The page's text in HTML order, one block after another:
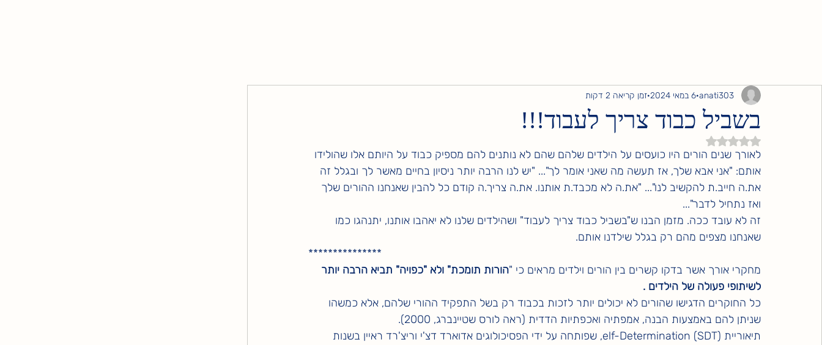
בשביל כבוד צריך לעבוד!!!
anati303 6 במאי 2024 זמן קריאה 2 דקות
דירוג של NaN מתוך 5 כוכבים
לאורך שנים הורים היו כועסים על הילדים שלהם שהם לא נותנים להם מספיק כבוד על היותם אלו שהולידו
אותם: "אני אבא שלך, אז תעשה מה שאני אומר לך"... "יש לנו הרבה יותר ניסיון בחיים מאשר לך ובגלל זה
את.ה חייב.ת להקשיב לנו"... "את.ה לא מכבד.ת אותנו. את.ה צריך.ה קודם כל להבין שאנחנו ההורים שלך
ואז נתחיל לדבר"...
זה לא עובד ככה. מזמן הבנו ש"בשביל כבוד צריך לעבוד" ושהילדים שלנו לא יאהבו אותנו, יתנהגו כמו
שאנחנו מצפים מהם רק בגלל שילדנו אותם.
***************
מחקרי אורך אשר בדקו קשרים בין הורים וילדים מראים כי "הורות תומכת" ולא "כפויה" תביא הרבה יותר
לשיתופי פעולה של הילדים .
כל החוקרים הדגישו שהורים לא יכולים יותר לזכות בכבוד רק בשל התפקיד ההורי שלהם, אלא כמשהו
שניתן להם באמצעות הבנה, אמפתיה ואכפתיות הדדית (ראה לורס שטיינברג, 2000).
תיאוריית elf-Determination (SDT), שפותחה על ידי הפסיכולוגים אדוארד דצ'י וריצ'רד ראיין בשנות